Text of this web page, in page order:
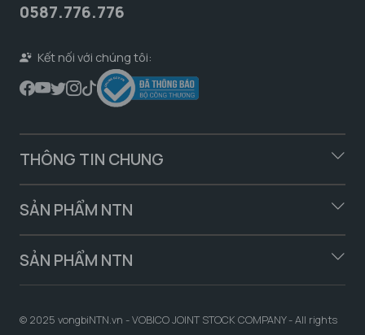
0587.776.776
Kết nối với chúng tôi:
THÔNG TIN CHUNG
SẢN PHẨM NTN
SẢN PHẨM NTN
© 2025 vongbiNTN.vn - VOBICO JOINT STOCK COMPANY - All rights